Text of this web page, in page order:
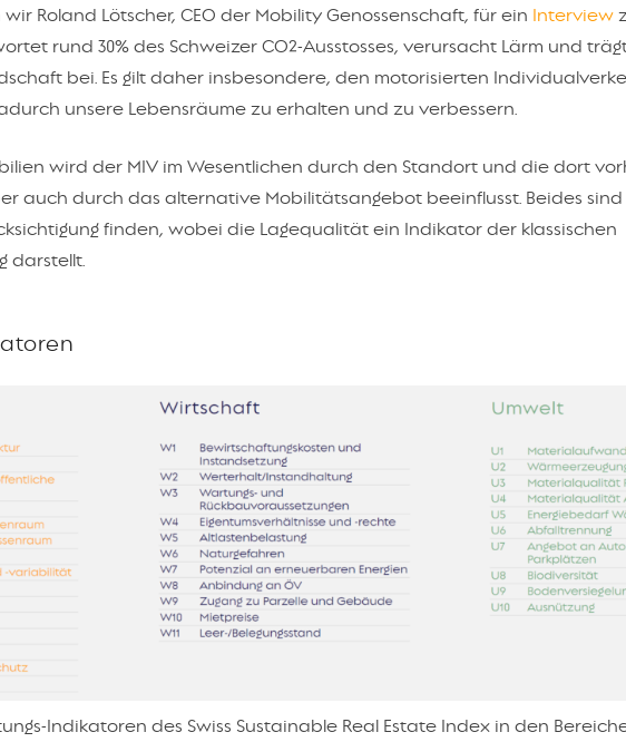
Roland Lötscher, CEO der Mobility Genossenschaft, für ein Interview
rund 30% des Schweizer CO2-Ausstosses, verursacht Lärm und
bei. Es gilt daher insbesondere, den motorisierten
unsere Lebensräume zu erhalten und zu verbessern.
wird der MIV im Wesentlichen durch den Standort und die dort
auch durch das alternative Mobilitätsangebot beeinflusst. Beides sind
finden, wobei die Lagequalität ein Indikator der klassischen
darstellt.
Indikatoren des Swiss Sustainable Real Estate Index in den